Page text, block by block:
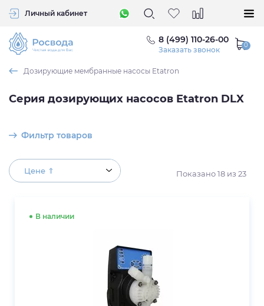
Личный кабинет
8 (499) 110-26-00
Заказать звонок
Дозирующие мембранные насосы Etatron
Серия дозирующих насосов Etatron DLX
Фильтр товаров
Показано18 из 23
Цене ⇑
В наличии